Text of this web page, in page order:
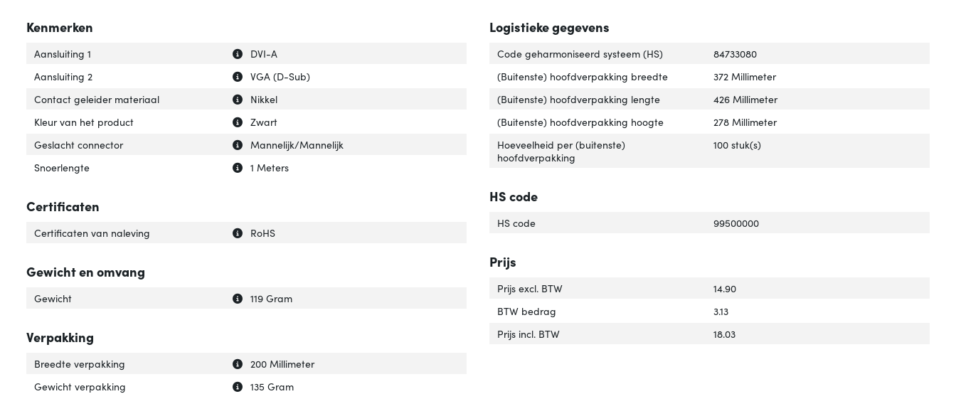
Kenmerken
Uitleg over 'Aansluiting 1'
Verberg uitleg over 'Aansluiting 1'
Aansluiting 1
DVI-A
Uitleg over 'Aansluiting 2'
Verberg uitleg over 'Aansluiting 2'
Aansluiting 2
VGA (D-Sub)
Uitleg over 'Contact geleider materiaal'
Verberg uitleg over 'Contact geleider materiaal'
Contact geleider materiaal
Nikkel
Uitleg over 'Kleur van het product'
Verberg uitleg over 'Kleur van het product'
Kleur van het product
Zwart
Uitleg over 'Geslacht connector'
Verberg uitleg over 'Geslacht connector'
Geslacht connector
Mannelijk/Mannelijk
Uitleg over 'Snoerlengte'
Verberg uitleg over 'Snoerlengte'
Snoerlengte 1 Meters
Certificaten
Uitleg over 'Certificaten van naleving'
Verberg uitleg over 'Certificaten van naleving'
Certificaten van naleving RoHS
Gewicht en omvang
Uitleg over 'Gewicht'
Verberg uitleg over 'Gewicht'
Gewicht 119 Gram
Verpakking
Uitleg over 'Breedte verpakking'
Verberg uitleg over 'Breedte verpakking'
Breedte verpakking
200 Millimeter
Uitleg over 'Gewicht verpakking'
Verberg uitleg over 'Gewicht verpakking'
Gewicht verpakking
135 Gram
Logistieke gegevens
Code geharmoniseerd systeem (HS)
84733080
(Buitenste) hoofdverpakking breedte
372 Millimeter
(Buitenste) hoofdverpakking lengte
426 Millimeter
(Buitenste) hoofdverpakking hoogte
278 Millimeter
Hoeveelheid per (buitenste)
hoofdverpakking
100 stuk(s)
HS code
HS code 99500000
Prijs
Prijs excl. BTW
14.90
BTW bedrag
3.13
Prijs incl. BTW
18.03